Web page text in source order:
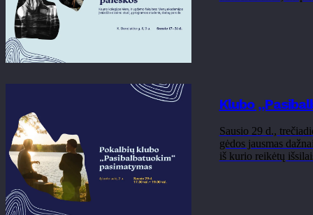
Klubo
Sausio 29 d.,
gėdos jausmas
iš kurio reikėtų